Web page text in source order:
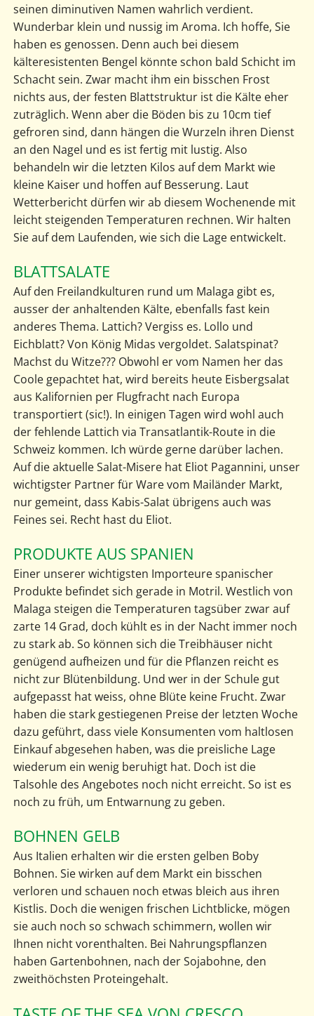
seinen diminutiven Namen wahrlich verdient.
Wunderbar klein und nussig im Aroma. Ich hoffe, Sie
haben es genossen. Denn auch bei diesem
kälteresistenten Bengel könnte schon bald Schicht im
Schacht sein. Zwar macht ihm ein bisschen Frost
nichts aus, der festen Blattstruktur ist die Kälte eher
zuträglich. Wenn aber die Böden bis zu 10cm tief
gefroren sind, dann hängen die Wurzeln ihren Dienst
an den Nagel und es ist fertig mit lustig. Also
behandeln wir die letzten Kilos auf dem Markt wie
kleine Kaiser und hoffen auf Besserung. Laut
Wetterbericht dürfen wir ab diesem Wochenende mit
leicht steigenden Temperaturen rechnen. Wir halten
Sie auf dem Laufenden, wie sich die Lage entwickelt.
BLATTSALATE
Auf den Freilandkulturen rund um Malaga gibt es,
ausser der anhaltenden Kälte, ebenfalls fast kein
anderes Thema. Lattich? Vergiss es. Lollo und
Eichblatt? Von König Midas vergoldet. Salatspinat?
Machst du Witze??? Obwohl er vom Namen her das
Coole gepachtet hat, wird bereits heute Eisbergsalat
aus Kalifornien per Flugfracht nach Europa
transportiert (sic!). In einigen Tagen wird wohl auch
der fehlende Lattich via Transatlantik-Route in die
Schweiz kommen. Ich würde gerne darüber lachen.
Auf die aktuelle Salat-Misere hat Eliot Pagannini, unser
wichtigster Partner für Ware vom Mailänder Markt,
nur gemeint, dass Kabis-Salat übrigens auch was
Feines sei. Recht hast du Eliot.
PRODUKTE AUS SPANIEN
Einer unserer wichtigsten Importeure spanischer
Produkte befindet sich gerade in Motril. Westlich von
Malaga steigen die Temperaturen tagsüber zwar auf
zarte 14 Grad, doch kühlt es in der Nacht immer noch
zu stark ab. So können sich die Treibhäuser nicht
genügend aufheizen und für die Pflanzen reicht es
nicht zur Blütenbildung. Und wer in der Schule gut
aufgepasst hat weiss, ohne Blüte keine Frucht. Zwar
haben die stark gestiegenen Preise der letzten Woche
dazu geführt, dass viele Konsumenten vom haltlosen
Einkauf abgesehen haben, was die preisliche Lage
wiederum ein wenig beruhigt hat. Doch ist die
Talsohle des Angebotes noch nicht erreicht. So ist es
noch zu früh, um Entwarnung zu geben.
BOHNEN GELB
Aus Italien erhalten wir die ersten gelben Boby
Bohnen. Sie wirken auf dem Markt ein bisschen
verloren und schauen noch etwas bleich aus ihren
Kistlis. Doch die wenigen frischen Lichtblicke, mögen
sie auch noch so schwach schimmern, wollen wir
Ihnen nicht vorenthalten. Bei Nahrungspflanzen
haben Gartenbohnen, nach der Sojabohne, den
zweithöchsten Proteingehalt.